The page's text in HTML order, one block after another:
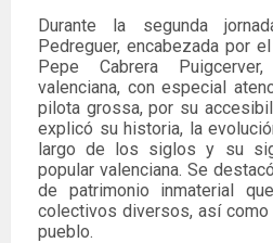
Durante la segunda
Pedreguer, encabezada por
Pepe Cabrera
valenciana, con especial
pilota grossa, por su
explicó su historia, la
largo de los siglos y su
popular valenciana. Se
de patrimonio inmaterial
colectivos diversos, así
pueblo.